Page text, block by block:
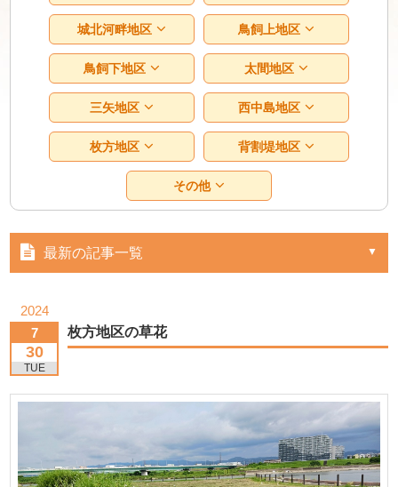
城北河畔地区 鳥飼上地区
鳥飼下地区 太間地区
三矢地区 西中島地区
枚方地区 背割堤地区
その他
最新の記事一覧
2024
7
30
TUE
枚方地区の草花